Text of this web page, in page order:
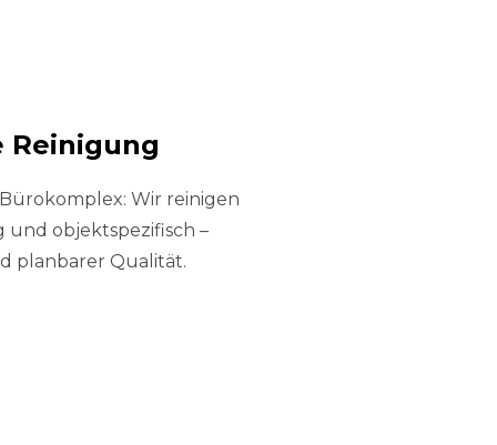
Reinigung
Wir reinigen
objektspezifisch –
planbarer Qualität.